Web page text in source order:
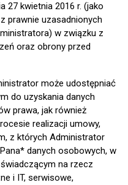
27 kwietnia 2016 r. (jako
prawnie uzasadnionych
w związku z
oraz obrony przed
może udostępniać
do uzyskania danych
prawa, jak również
realizacji umowy,
z których Administrator
danych osobowych, w
na rzecz
i IT, serwisowe,